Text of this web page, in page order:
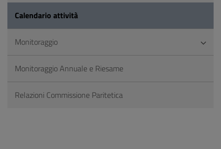
Calendario attività
Monitoraggio
Monitoraggio Annuale e Riesame
Relazioni Commissione Paritetica